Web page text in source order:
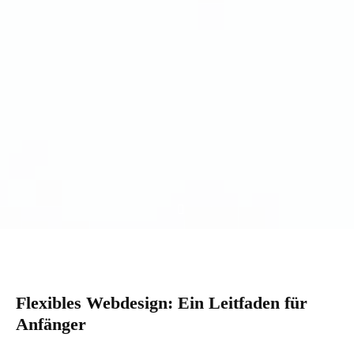
Flexibles Webdesign: Ein Leitfaden für
Anfänger